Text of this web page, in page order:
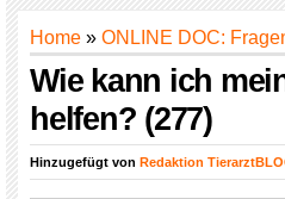
Home » ONLINE DOC:
Wie kann ich
helfen? (277)
Hinzugefügt von Redaktion